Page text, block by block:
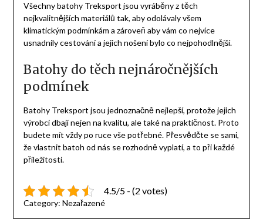
Všechnybatohy Treksport jsou vyráběny z těch
nejkvalitnějších materiálů tak, aby odolávaly všem
klimatickým podmínkám a zároveň aby vám co nejvíce
usnadnily cestování a jejich nošení bylo co nejpohodlnější.
Batohy do těch nejnáročnějších
podmínek
Batohy Treksport jsou jednoznačně nejlepší, protože jejich
výrobci dbají nejen na kvalitu, ale také na praktičnost. Proto
budete mít vždy po ruce vše potřebné. Přesvědčte se sami,
že vlastnit batoh od nás se rozhodně vyplatí, a to při každé
příležitosti.
4.5/5 - (2 votes)
Category: Nezařazené